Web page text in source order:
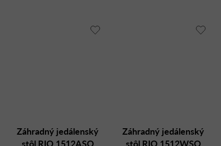
Záhradný jedálenský
stôl RIO 1512ASO
Záhradný jedálenský
stôl RIO 1512WSO